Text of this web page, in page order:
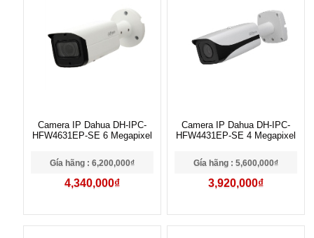
Camera IP Dahua DH-IPC-
HFW4631EP-SE 6 Megapixel
Gía hãng : 6,200,000₫
4,340,000₫
Camera IP Dahua DH-IPC-
HFW4431EP-SE 4 Megapixel
Gía hãng : 5,600,000₫
3,920,000₫